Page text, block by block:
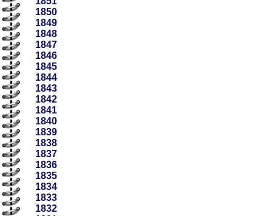
1850
1849
1848
1847
1846
1845
1844
1843
1842
1841
1840
1839
1838
1837
1836
1835
1834
1833
1832